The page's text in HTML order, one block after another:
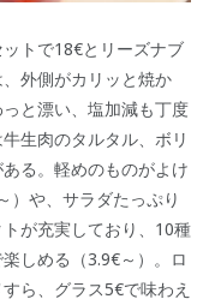
トで18€とリーズナブ
外側がカリッと焼か
と漂い、塩加減も丁度
生肉のタルタル、ボリ
る。軽めのものがよけ
）や、サラダたっぷり
が充実しており、10種
しめる（3.9€～）。ロ
ら、グラス5€で味わえ